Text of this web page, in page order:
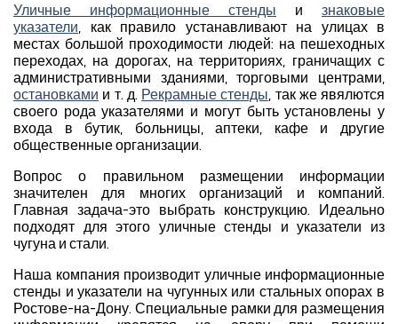
Уличные информационные стенды и знаковые
указатели, как правило устанавливают на улицах в
местах большой проходимости людей: на пешеходных
переходах, на дорогах, на территориях, граничащих с
административными зданиями, торговыми центрами,
остановками и т. д. Рекрамные стенды, так же явялются
своего рода указателями и могут быть установлены у
входа в бутик, больницы, аптеки, кафе и другие
общественные организации.
Вопрос о правильном размещении информации
значителен для многих организаций и компаний.
Главная задача-это выбрать конструкцию. Идеально
подходят для этого уличные стенды и указатели из
чугуна и стали.
Наша компания производит уличные информационные
стенды и указатели на чугунных или стальных опорах в
Ростове-на-Дону. Специальные рамки для размещения